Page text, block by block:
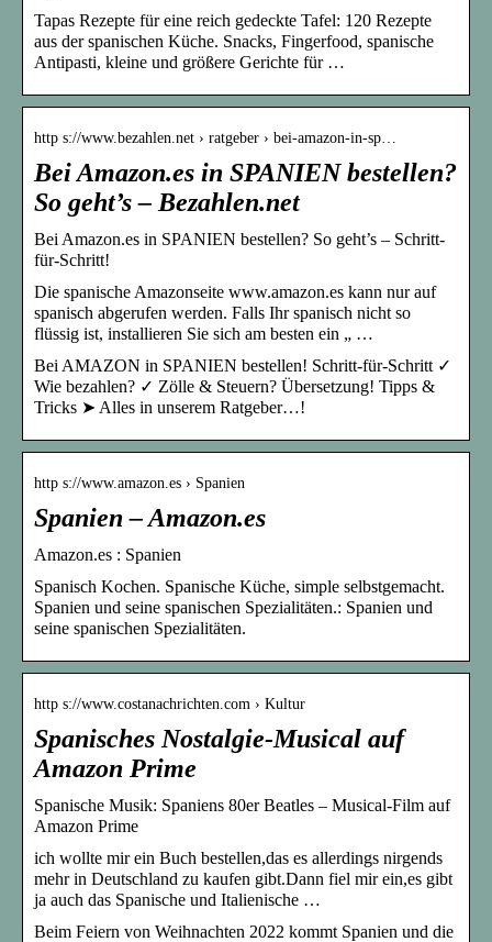
Tapas Rezepte für eine reich gedeckte Tafel: 120 Rezepte
aus der spanischen Küche. Snacks, Fingerfood, spanische
Antipasti, kleine und größere Gerichte für …
http s://www.bezahlen.net › ratgeber › bei-amazon-in-sp…
Bei Amazon.es in SPANIEN bestellen?
So geht’s – Bezahlen.net
Bei Amazon.es in SPANIEN bestellen? So geht’s – Schritt-
für-Schritt!
Die spanische Amazonseite www.amazon.es kann nur auf
spanisch abgerufen werden. Falls Ihr spanisch nicht so
flüssig ist, installieren Sie sich am besten ein „ …
Bei AMAZON in SPANIEN bestellen! Schritt-für-Schritt ✓
Wie bezahlen? ✓ Zölle & Steuern? Übersetzung! Tipps &
Tricks ➤ Alles in unserem Ratgeber…!
http s://www.amazon.es › Spanien
Spanien – Amazon.es
Amazon.es : Spanien
Spanisch Kochen. Spanische Küche, simple selbstgemacht.
Spanien und seine spanischen Spezialitäten.: Spanien und
seine spanischen Spezialitäten.
http s://www.costanachrichten.com › Kultur
Spanisches Nostalgie-Musical auf
Amazon Prime
Spanische Musik: Spaniens 80er Beatles – Musical-Film auf
Amazon Prime
ich wollte mir ein Buch bestellen,das es allerdings nirgends
mehr in Deutschland zu kaufen gibt.Dann fiel mir ein,es gibt
ja auch das Spanische und Italienische …
Beim Feiern von Weihnachten 2022 kommt Spanien und die